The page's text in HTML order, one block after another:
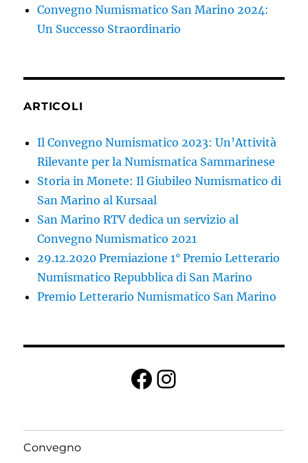
Convegno Numismatico San Marino 2024:
Un Successo Straordinario
ARTICOLI
Il Convegno Numismatico 2023: Un’Attività
Rilevante per la Numismatica Sammarinese
Storia in Monete: Il Giubileo Numismatico di
San Marino al Kursaal
San Marino RTV dedica un servizio al
Convegno Numismatico 2021
29.12.2020 Premiazione 1° Premio Letterario
Numismatico Repubblica di San Marino
Premio Letterario Numismatico San Marino
Facebook
Instagram
Convegno